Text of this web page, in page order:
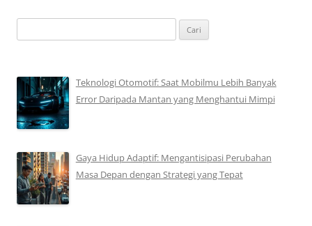
untuk:
Teknologi Otomotif: Saat Mobilmu Lebih Banyak
Error Daripada Mantan yang Menghantui Mimpi
Gaya Hidup Adaptif: Mengantisipasi Perubahan
Masa Depan dengan Strategi yang Tepat